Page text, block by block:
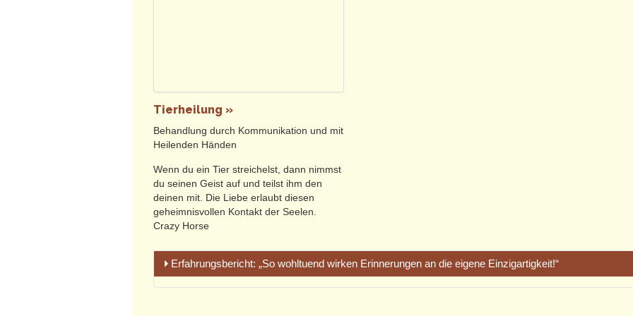
Tierheilung »
Behandlung durch Kommunikation und mit
Heilenden Händen
Wenn du ein Tier streichelst, dann nimmst
du seinen Geist auf und teilst ihm den
deinen mit. Die Liebe erlaubt diesen
geheimnisvollen Kontakt der Seelen.
Crazy Horse
Erfahrungsbericht: „So wohltuend wirken Erinnerungen an die eigene Einzigartigkeit!“